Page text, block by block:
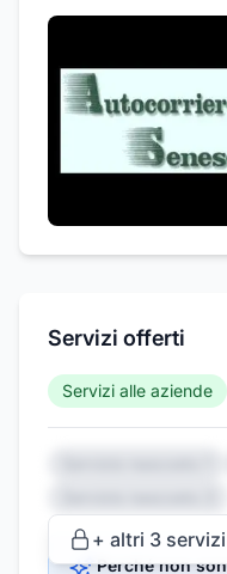
Servizi offerti
Servizi alle aziende
+ altri 3 servizi
Perché non